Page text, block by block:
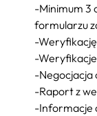
-Minimum 3
formularzu
-
-
-Negocjacja
-Raport z
-Informacje